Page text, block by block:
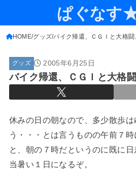
ぱぐなす
HOME グッズ バイク帰還、ＣＧＩと大格闘
グッズ 2005年6月25日
バイク帰還、ＣＧＩと大格
休みの日の朝なので、多少散歩は
う・・・とは言うものの午前７
と、朝の７時だというのに既に
当暑い１日になるぞ。